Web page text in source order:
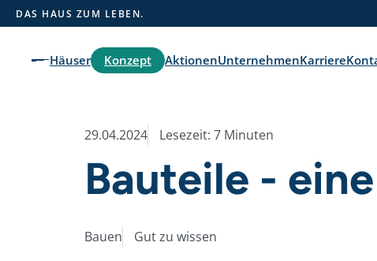
DAS HAUS ZUM LEBEN.
Häuser Konzept AktionenUnternehmenKarriere
Aktionshäuser
Pure Home 1
Pure Home 2
Pure Home 4
Unser Ausbaukonzept
Hausausstattung
Dienstleistungspakete
Energietechnik
Aktuelles
Stelltermine
News
29.04.2024 Lesezeit: 7 Minuten
Bauteile -
Bauen Gut zu wissen